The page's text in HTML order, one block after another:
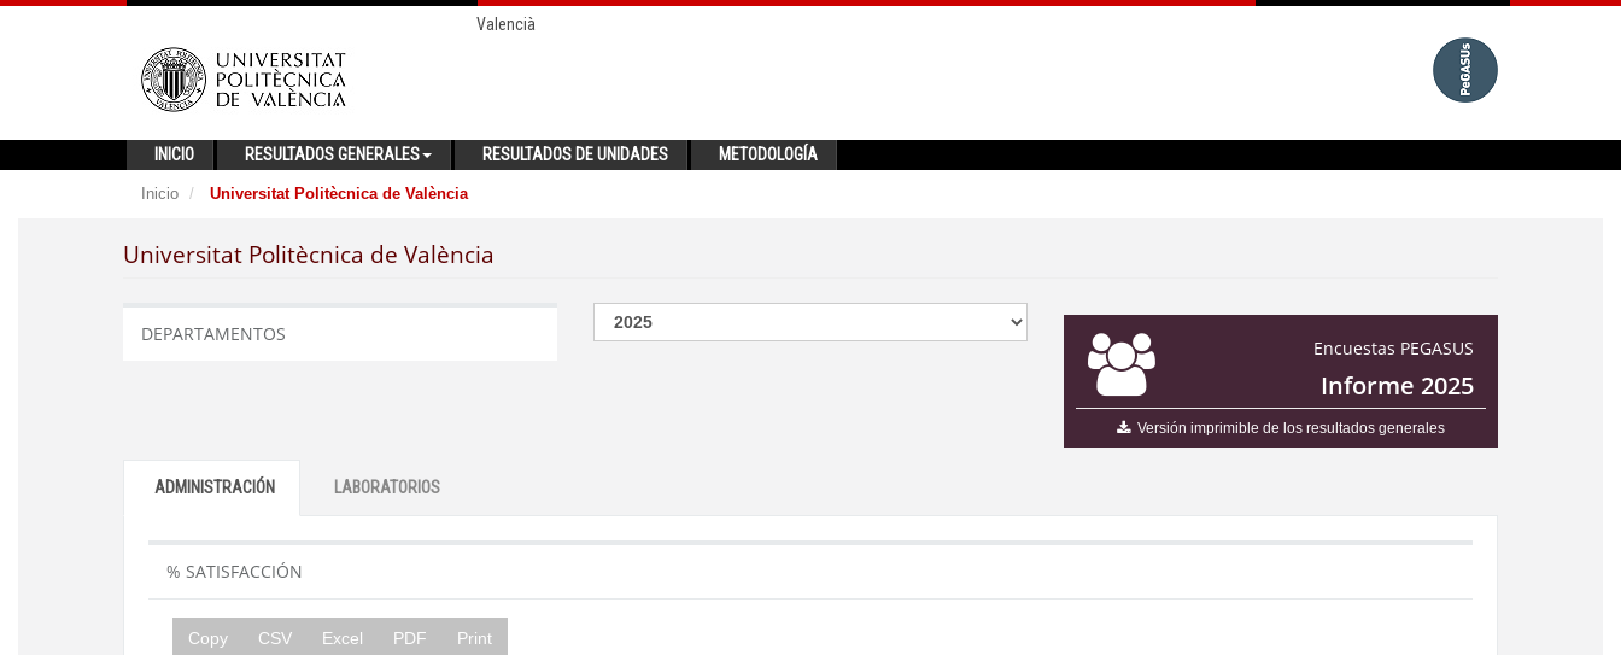
Valencià
INICIO RESULTADOS GENERALES RESULTADOS DE UNIDADES METODOLOGÍA
Inicio Universitat Politècnica de València
Universitat Politècnica de València
Encuestas PEGASUS
Informe 2025
Versión imprimible de los resultados generales
DEPARTAMENTOS
ADMINISTRACIÓN LABORATORIOS
% SATISFACCIÓN
Copy CSV Excel PDF Print